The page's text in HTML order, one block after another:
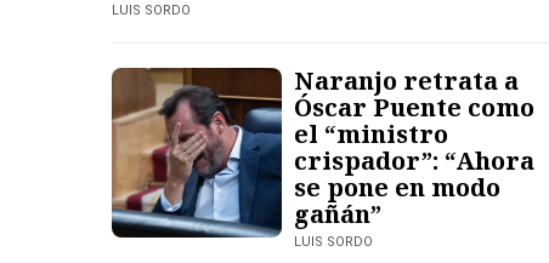
LUIS SORDO
Naranjo retrata a
Óscar Puente como
el “ministro
crispador”: “Ahora
se pone en modo
gañán”
LUIS SORDO